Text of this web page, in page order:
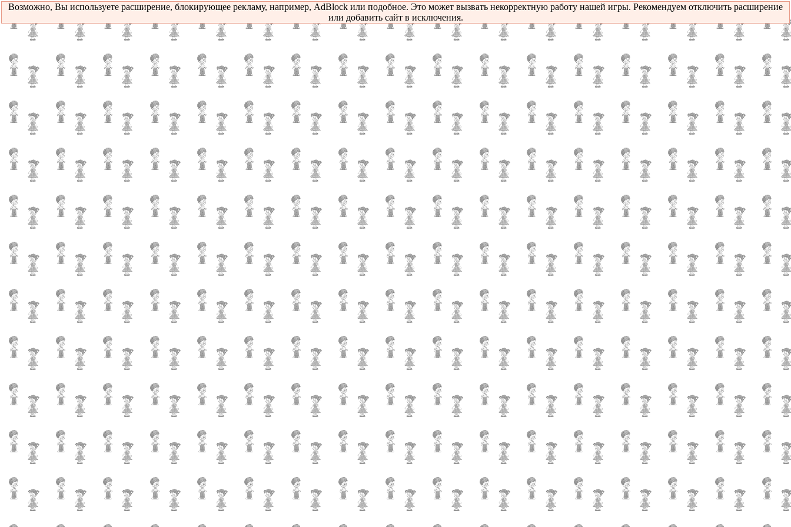
Возможно, Вы используете расширение, блокирующее рекламу, например, AdBlock или подобное. Это может вызвать некорректную работу нашей игры. Рекомендуем отключить расширение
или добавить сайт в исключения.